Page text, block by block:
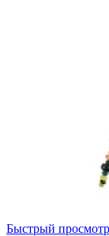
Быстрый просмотр